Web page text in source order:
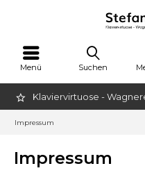
Klaviervirtuose -
Menü Suchen
Impressum
Impressum